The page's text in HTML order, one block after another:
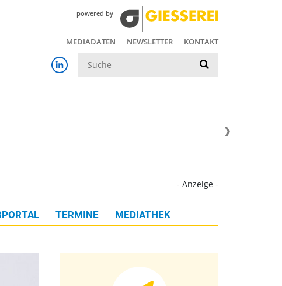
powered by
MEDIADATEN NEWSLETTER KONTAKT
- Anzeige -
TERMINE MEDIATHEK